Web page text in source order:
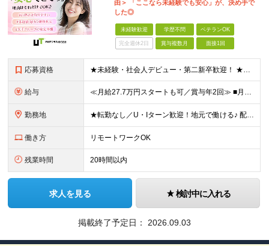
由＞ 「ここなら未経験でも安心」が、決め手で
した◎
未経験歓迎 学歴不問 ベテランOK
完全週休2日 賞与複数月 面接1回
応募資格 ★未経験・社会人デビュー・第二新卒歓迎！ ★フリーターやブランクのある方も大歓迎！ ★20～40代幅広く活躍中 ■学歴不問 ＼こんな方にピッタリ／ --------------------- □ 正
給与 ≪月給27.7万円スタートも可／賞与年2回≫ ■月給21万円～27.7万円＋各種手当＋賞与年2回 ※給与は勤務地に応じて変更します ※年齢や経験・スキルなどを考慮して決定します ※時間外手当は全額支給
勤務地 ★転勤なし／U・Iターン歓迎！地元で働ける♪ 配属先：東京・神奈川・千葉・長野・石川・大阪・福岡・札幌・愛知・広島にある『NTTドコモ』グループ 《勤務地一覧》 ■東京 ・東京都新宿区新宿4-1-6
働き方 リモートワークOK
残業時間 20時間以内
求人を見る 検討中に入れる
掲載終了予定日： 2026.09.03